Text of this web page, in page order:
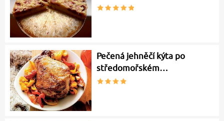
Pečená jehněčí kýta po
středomořském…